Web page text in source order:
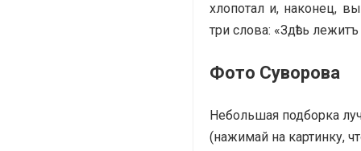
хлопотал и, наконец,
три слова: «Здѣсь
Фото Суворова
Небольшая подборка
(нажимай на картинку,